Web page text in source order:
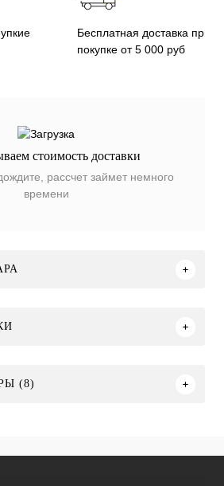
Бесплатная доставка при
покупке от 5 000 руб
стоимость доставки
рассчет займет немного
времени
(8)